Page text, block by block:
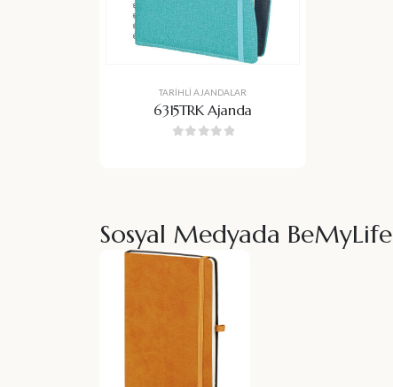
TARIHLI AJANDALAR
6315TRK Ajanda
Sosyal Medyada BeMyLife